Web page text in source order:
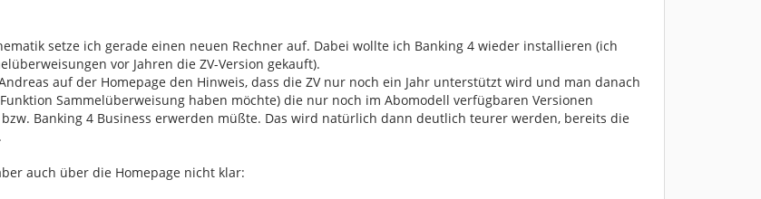
setze ich gerade einen neuen Rechner auf. Dabei wollte ich Banking 4 wieder installieren (ich
vor Jahren die ZV-Version gekauft).
auf der Homepage den Hinweis, dass die ZV nur noch ein Jahr unterstützt wird und man danach
Sammelüberweisung haben möchte) die nur noch im Abomodell verfügbaren Versionen
bzw. Banking 4 Business erwerden müßte. Das wird natürlich dann deutlich teurer werden, bereits die
auch über die Homepage nicht klar: